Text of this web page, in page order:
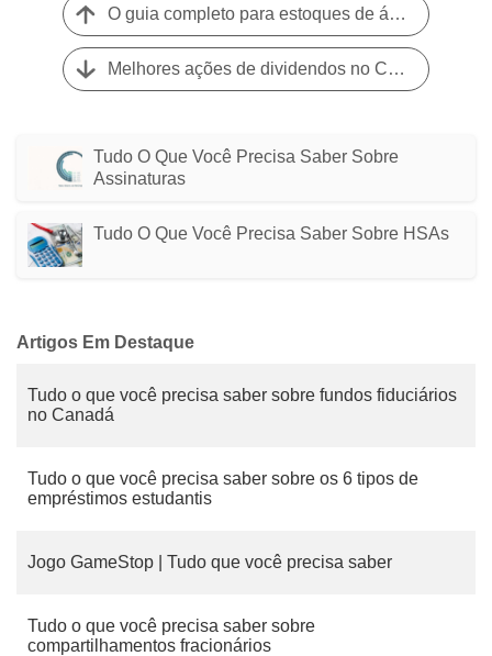
O guia completo para estoques de água e ETFs
Melhores ações de dividendos no Canadá
Tudo O Que Você Precisa Saber Sobre
Assinaturas
Tudo O Que Você Precisa Saber Sobre HSAs
Artigos Em Destaque
Tudo o que você precisa saber sobre fundos fiduciários
no Canadá
Tudo o que você precisa saber sobre os 6 tipos de
empréstimos estudantis
Jogo GameStop | Tudo que você precisa saber
Tudo o que você precisa saber sobre
compartilhamentos fracionários